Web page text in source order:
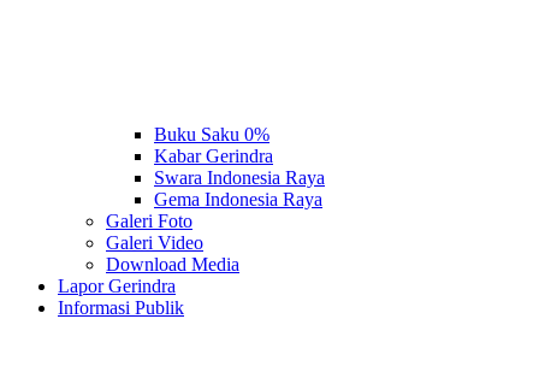
Buku Saku 0%
Kabar Gerindra
Swara Indonesia Raya
Gema Indonesia Raya
Galeri Foto
Galeri Video
Download Media
Lapor Gerindra
Informasi Publik